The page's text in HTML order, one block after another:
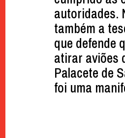
autoridades.
também a
que defende
atirar aviões
Palacete de
foi uma